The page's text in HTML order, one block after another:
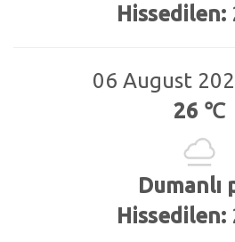
Hissedilen:
06 August
26 ℃
Dumanlı
Hissedilen: